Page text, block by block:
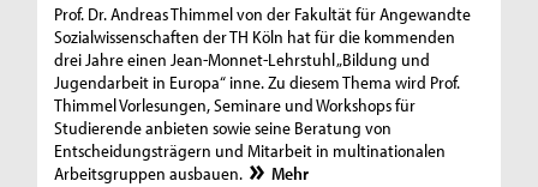
Prof. Dr. Andreas Thimmel von der Fakultät für Angewandte
Sozialwissenschaften der TH Köln hat für die kommenden
drei Jahre einen Jean-Monnet-Lehrstuhl „Bildung und
Jugendarbeit in Europa“ inne. Zu diesem Thema wird Prof.
Thimmel Vorlesungen, Seminare und Workshops für
Studierende anbieten sowie seine Beratung von
Entscheidungsträgern und Mitarbeit in multinationalen
Arbeitsgruppen ausbauen.
Mehr